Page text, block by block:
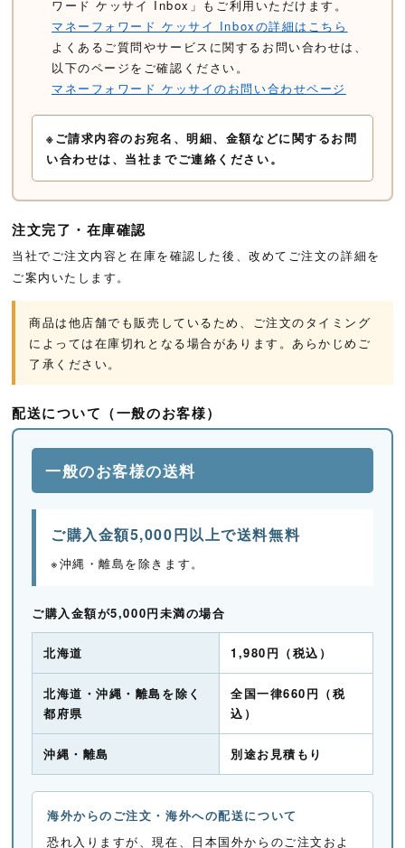
ワード ケッサイ Inbox」もご利用いただけます。
マネーフォワード ケッサイ Inboxの詳細はこちら
よくあるご質問やサービスに関するお問い合わせは、
以下のページをご確認ください。
マネーフォワード ケッサイのお問い合わせページ
※ご請求内容のお宛名、明細、金額などに関するお問
い合わせは、当社までご連絡ください。
注文完了・在庫確認
当社でご注文内容と在庫を確認した後、改めてご注文の詳細を
ご案内いたします。
商品は他店舗でも販売しているため、ご注文のタイミング
によっては在庫切れとなる場合があります。あらかじめご
了承ください。
配送について（一般のお客様）
一般のお客様の送料
ご購入金額5,000円以上で送料無料
※沖縄・離島を除きます。
ご購入金額が5,000円未満の場合
北海道 1,980円（税込）
北海道・沖縄・離島を除く
都府県
全国一律660円（税
込）
沖縄・離島 別途お見積もり
海外からのご注文・海外への配送について
恐れ入りますが、現在、日本国外からのご注文およ